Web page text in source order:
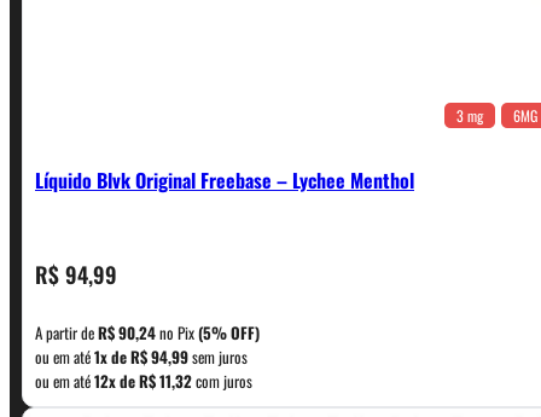
3 mg 6MG
Líquido Blvk Original Freebase – Lychee Menthol
R$94,99
A partir deR$90,24no Pix(5% OFF)
ou em até1x deR$94,99sem juros
ou em até12x deR$11,32com juros
CONTATO
WhatsApp: (11) 5229-0120